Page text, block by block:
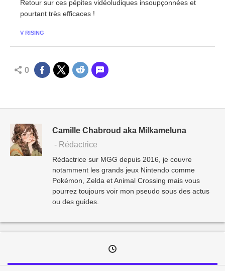
Retour sur ces pépites vidéoludiques insoupçonnées et
pourtant très efficaces !
V RISING
0
Camille Chabroud aka Milkameluna
- Rédactrice
Rédactrice sur MGG depuis 2016, je couvre
notamment les grands jeux Nintendo comme
Pokémon, Zelda et Animal Crossing mais vous
pourrez toujours voir mon pseudo sous des actus
ou des guides.